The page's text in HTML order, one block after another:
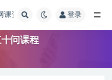
登录
问课程